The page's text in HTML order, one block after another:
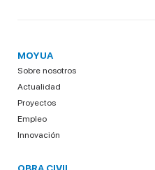
MOYUA
Sobre nosotros
Actualidad
Proyectos
Empleo
Innovación